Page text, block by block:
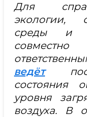
Для
экологии,
среды и
ведёт
состояния
уровня
воздуха. В